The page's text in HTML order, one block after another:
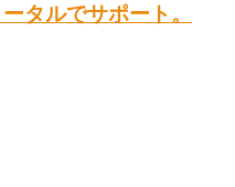
タルでサポート。